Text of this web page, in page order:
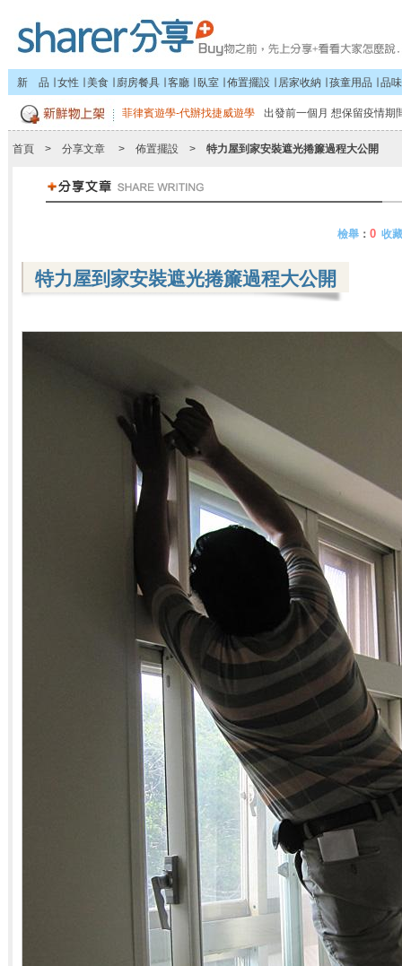
新 品 女性 美食 廚房餐具 客廳 臥室 佈置擺設 居家收納 孩童用品 品
菲律賓遊學-代辦找捷威遊學 出發前一個月 想保留疫情期
首頁 > 分享文章 > 佈置擺設 > 特力屋到家安裝遮光捲簾過程大公開
檢舉 ： 0 收藏
特力屋到家安裝遮光捲簾過程大公開